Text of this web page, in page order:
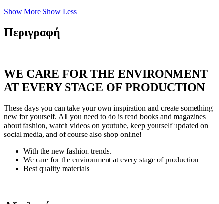
Show More Show Less
Περιγραφή
WE CARE FOR THE ENVIRONMENT
AT EVERY STAGE OF PRODUCTION
These days you can take your own inspiration and create something
new for yourself. All you need to do is read books and magazines
about fashion, watch videos on youtube, keep yourself updated on
social media, and of course also shop online!
With the new fashion trends.
We care for the environment at every stage of production
Best quality materials